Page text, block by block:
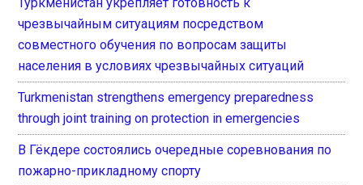
чрезвычайным ситуациям посредством
совместного обучения по вопросам защиты
населения в условиях чрезвычайных ситуаций
Turkmenistan strengthens emergency preparedness
through joint training on protection in emergencies
В Гёкдере состоялись очередные соревнования по
пожарно-прикладному спорту